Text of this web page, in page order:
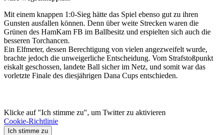
Mit einem knappen 1:0-Sieg hätte das Spiel ebenso gut zu ihren
Gunsten ausfallen können. Denn über weite Strecken waren die
Grünen des HamKam FB im Ballbesitz und erspielten sich auch die
besseren Torchancen.
Ein Elfmeter, dessen Berechtigung von vielen angezweifelt wurde,
brachte jedoch die unweigerliche Entscheidung. Vom Strafstoßpunkt
eiskalt geschossen, landete Ball sicher im Netz, und somit war das
vorletzte Finale des diesjährigen Dana Cups entschieden.
Klicke auf "Ich stimme zu", um Twitter zu aktivieren
Cookie-Richtlinie
Ich stimme zu